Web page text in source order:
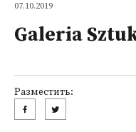
07.10.2019
Galeria
Разместить: